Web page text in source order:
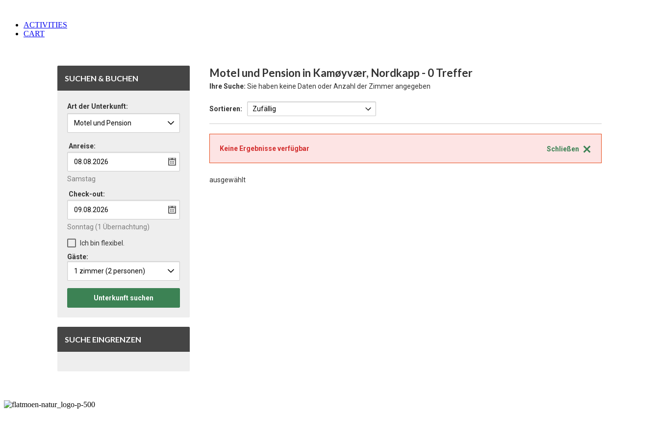
ACTIVITIES
CART
Motel und Pension in Kamøyvær, Nordkapp - 0 Treffer
Ihre Suche: Sie haben keine Daten oder Anzahl der Zimmer angegeben
Sortieren:
Schließen
Keine Ergebnisse verfügbar
ausgewählt
SUCHEN & BUCHEN
Art der Unterkunft:
Anreise:
Samstag
Check-out:
Sonntag (1 Übernachtung)
Ich bin flexibel.
Gäste:
1 zimmer(2 personen)
Unterkunft suchen
SUCHE EINGRENZEN